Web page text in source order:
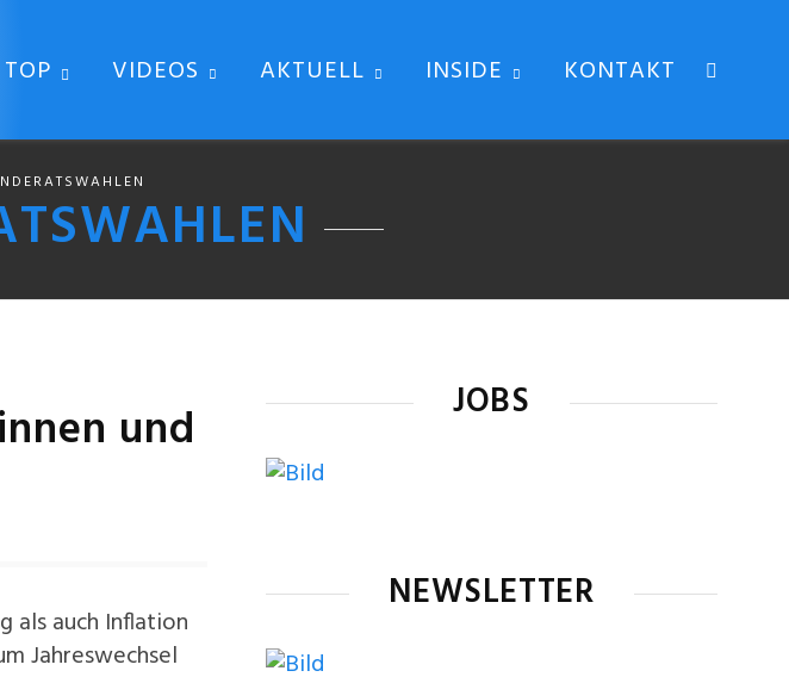
TOP VIDEOS AKTUELL INSIDE KONTAKT
und
als auch Inflation
Jahreswechsel
JOBS
NEWSLETTER